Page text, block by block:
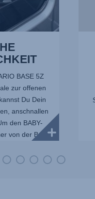
BASE 5Z
zur offenen
Du Dein
anschnallen
den BABY-
von der Ba...